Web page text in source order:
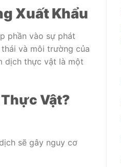
Xuất Khẩu
phần vào sự phát
và môi trường của
dịch thực vật là một
Thực Vật?
sẽ gây nguy cơ